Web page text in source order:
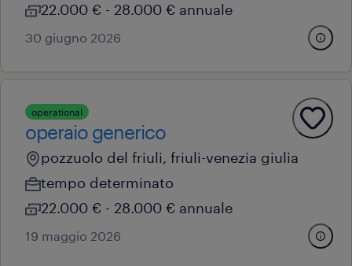
22.000 € - 28.000 € annuale
30 giugno 2026
operational
operaio generico
pozzuolo del friuli, friuli-venezia giulia
tempo determinato
22.000 € - 28.000 € annuale
19 maggio 2026